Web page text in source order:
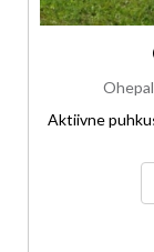
Aktiivne